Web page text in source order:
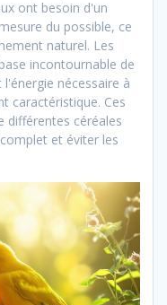
ont besoin d'un
du possible, ce
naturel. Les
incontournable de
nécessaire à
caractéristique. Ces
différentes céréales
et éviter les